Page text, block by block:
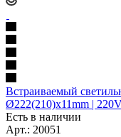
Встраиваемый
Ø222(210)x11mm |
Есть в наличии
Арт.: 20051